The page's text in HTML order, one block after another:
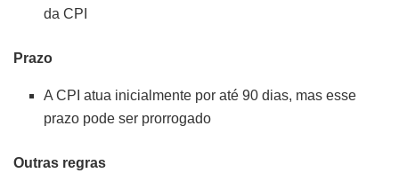
da CPI
Prazo
A CPI atua inicialmente por até 90 dias, mas esse
prazo pode ser prorrogado
Outras regras